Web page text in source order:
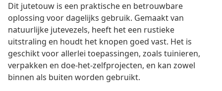
Dit jutetouw is een praktische en betrouwbare
oplossing voor dagelijks gebruik. Gemaakt van
natuurlijke jutevezels, heeft het een rustieke
uitstraling en houdt het knopen goed vast. Het is
geschikt voor allerlei toepassingen, zoals tuinieren,
verpakken en doe-het-zelfprojecten, en kan zowel
binnen als buiten worden gebruikt.